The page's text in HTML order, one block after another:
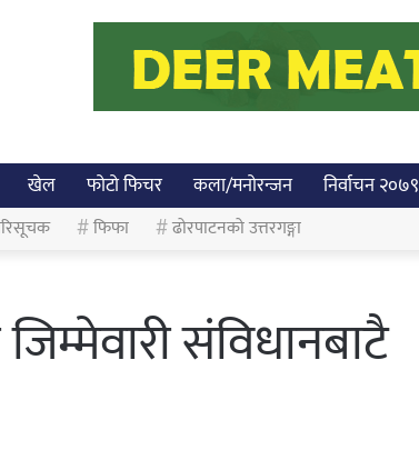
खेल फोटो फिचर कला/मनोरन्जन निर्वाचन २०७९
फिफा ढोरपाटनको उत्तरगङ्गा
संविधानबाटै